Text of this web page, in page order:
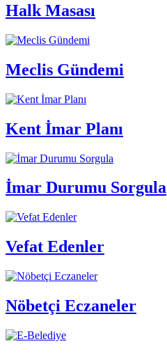
Halk Masası
Meclis Gündemi
Kent İmar Planı
İmar Durumu Sorgula
Vefat Edenler
Nöbetçi Eczaneler